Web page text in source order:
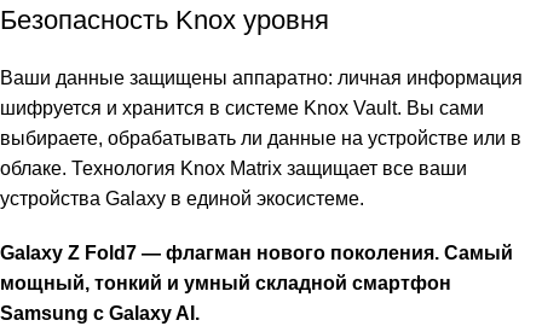
Безопасность Knox уровня
Ваши данные защищены аппаратно: личная информация
шифруется и хранится в системе Knox Vault. Вы сами
выбираете, обрабатывать ли данные на устройстве или в
облаке. Технология Knox Matrix защищает все ваши
устройства Galaxy в единой экосистеме.
Galaxy Z Fold7 — флагман нового поколения. Самый
мощный, тонкий и умный складной смартфон
Samsung с Galaxy AI.